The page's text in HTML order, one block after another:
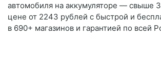
автомобиля на аккумуляторе — свыше
цене от 2243 рублей с быстрой и
в 690+ магазинов и гарантией по всей